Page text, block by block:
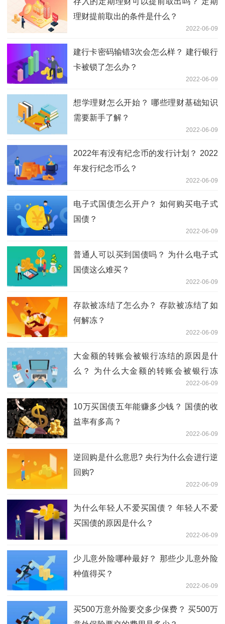
理财提前取出的条件是什么？
2022-06-09
建行卡密码输错3次会怎么样？ 建行银行
卡被锁了怎么办？
2022-06-09
想学理财怎么开始？ 哪些理财基础知识
需要新手了解？
2022-06-09
2022年有没有纪念币的发行计划？ 2022
年发行纪念币么？
2022-06-09
电子式国债怎么开户？ 如何购买电子式
国债？
2022-06-09
普通人可以买到国债吗？ 为什么电子式
国债这么难买？
2022-06-09
存款被冻结了怎么办？ 存款被冻结了如
何解冻？
2022-06-09
大金额的转账会被银行冻结的原因是什
么？ 为什么大金额的转账会被银行冻
2022-06-09
10万买国债五年能赚多少钱？ 国债的收
益率有多高？
2022-06-09
逆回购是什么意思? 央行为什么会进行逆
回购?
2022-06-09
为什么年轻人不爱买国债？ 年轻人不爱
买国债的原因是什么？
2022-06-09
少儿意外险哪种最好？ 那些少儿意外险
种值得买？
2022-06-09
买500万意外险要交多少保费？ 买500万